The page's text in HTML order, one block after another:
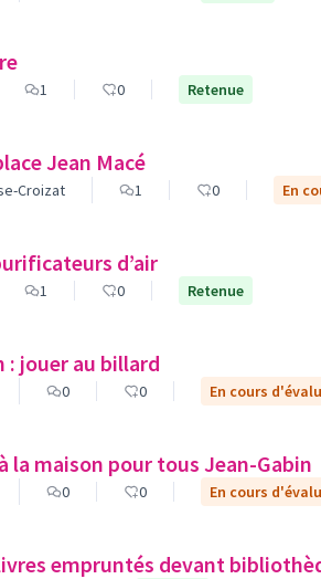
1 0 Retenue
Jean Macé
Croizat 1 0 En
d’air
1 0 Retenue
jouer au billard
0 0 En cours
maison pour tous Jean-Gabin
0 0 En cours
empruntés devant